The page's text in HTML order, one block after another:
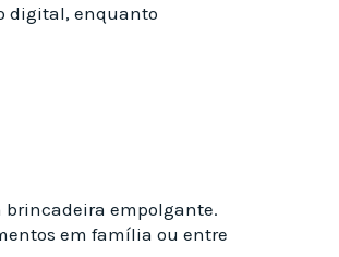
digital, enquanto
brincadeira empolgante.
em família ou entre